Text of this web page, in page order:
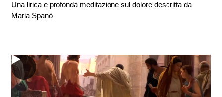
Una lirica e profonda meditazione sul dolore descritta da
Maria Spanò